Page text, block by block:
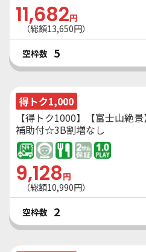
11,682円
（総額13,650円）
空枠数 5
得トク1,000
【得トク1000】【富士山絶
補助付☆3B割増なし
9,128円
（総額10,990円）
空枠数 2